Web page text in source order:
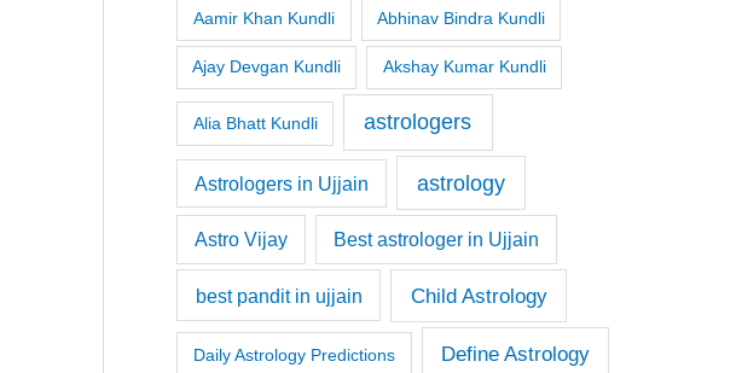
Aamir Khan Kundli Abhinav Bindra Kundli
Ajay Devgan Kundli Akshay Kumar Kundli
Alia Bhatt Kundli astrologers
Astrologers in Ujjain astrology
Astro Vijay Best astrologer in Ujjain
best pandit in ujjain Child Astrology
Daily Astrology Predictions Define Astrology